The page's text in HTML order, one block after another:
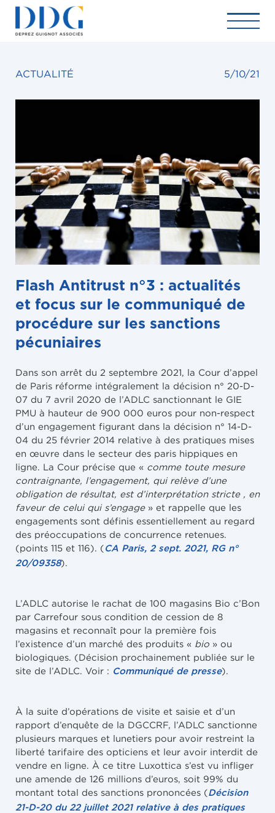
ACTUALITÉ 5/10/21
Flash Antitrust n°3 : actualités
et focus sur le communiqué de
procédure sur les sanctions
pécuniaires
Dans son arrêt du 2 septembre 2021, la Cour d’appel
de Paris réforme intégralement la décision n° 20-D-
07 du 7 avril 2020 de l’ADLC sanctionnant le GIE
PMU à hauteur de 900 000 euros pour non-respect
d’un engagement figurant dans la décision n° 14-D-
04 du 25 février 2014 relative à des pratiques mises
en œuvre dans le secteur des paris hippiques en
ligne. La Cour précise que « comme toute mesure
contraignante, l’engagement, qui relève d’une
obligation de résultat, est d’interprétation stricte , en
faveur de celui qui s’engage» et rappelle que les
engagements sont définis essentiellement au regard
des préoccupations de concurrence retenues.
(points 115 et 116). ( CA Paris, 2 sept. 2021, RG n°
20/09358).
L’ADLC autorise le rachat de 100 magasins Bio c’Bon
par Carrefour sous condition de cession de 8
magasins et reconnaît pour la première fois
l’existence d’un marché des produits « bio » ou
biologiques. (Décision prochainement publiée sur le
site de l’ADLC. Voir : Communiqué de presse).
À la suite d’opérations de visite et saisie et d’un
rapport d’enquête de la DGCCRF, l’ADLC sanctionne
plusieurs marques et lunetiers pour avoir restreint la
liberté tarifaire des opticiens et leur avoir interdit de
vendre en ligne. À ce titre Luxottica s’est vu infliger
une amende de 126 millions d’euros, soit 99% du
montant total des sanctions prononcées (Décision
21-D-20 du 22 juillet 2021 relative à des pratiques